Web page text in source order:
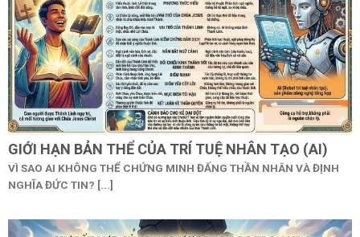
GIỚI HẠN BẢN THỂ CỦA TRÍ TUỆ NHÂN TẠO (AI)
VÌ SAO AI KHÔNG THỂ CHỨNG MINH ĐẤNG THẦN NHÂN VÀ ĐỊNH
NGHĨA ĐỨC TIN? [...]